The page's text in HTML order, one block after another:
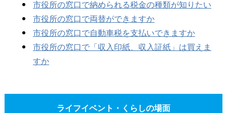
市役所の窓口で納められる税金の種類が知りたい
市役所の窓口で両替ができますか
市役所の窓口で自動車税を支払いできますか
市役所の窓口で「収入印紙、収入証紙」は買えま
すか
ライフイベント・くらしの場面